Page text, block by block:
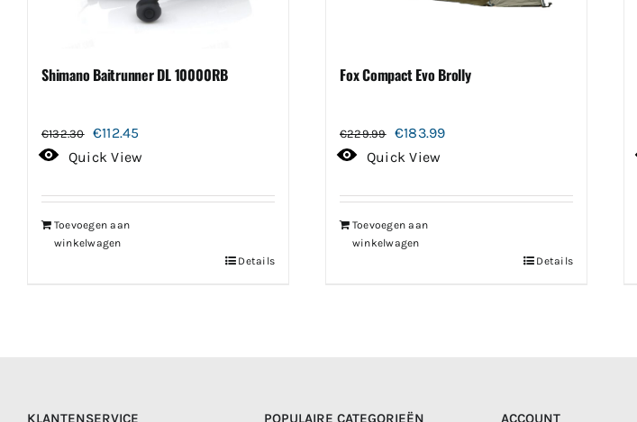
Shimano Baitrunner DL 10000RB
€132.30
Oorspronkelijke
prijs
€132.30.
€112.45
prijs
€112.45.
Quick View
Toevoegen aan
winkelwagen
Details
Fox Compact Evo Brolly
€229.99
Oorspronkelijke
prijs
€229.99.
€183.99Huidige
€183.99.
Quick View
Toevoegen aan
winkelwagen
Details
KLANTENSERVICE POPULAIRE CATEGORIEËN ACCOUNT